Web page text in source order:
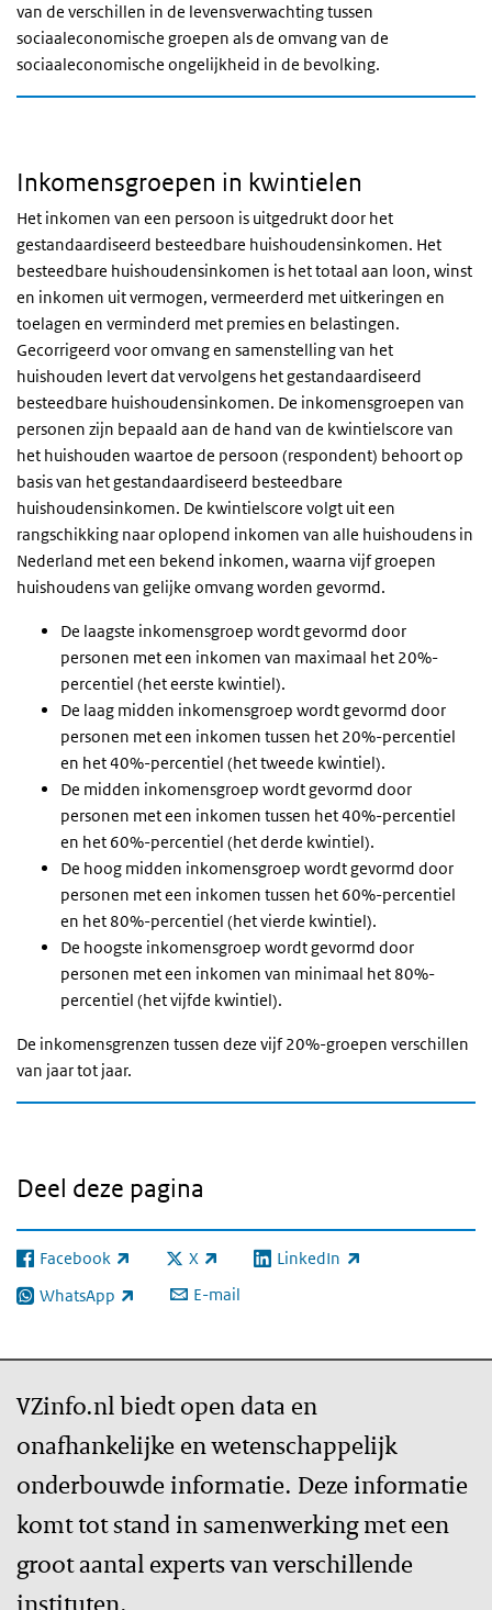
van de verschillen in de levensverwachting tussen
sociaaleconomische groepen als de omvang van de
sociaaleconomische ongelijkheid in de bevolking.
Inkomensgroepen in kwintielen
Het inkomen van een persoon is uitgedrukt door het
gestandaardiseerd besteedbare huishoudensinkomen. Het
besteedbare huishoudensinkomen is het totaal aan loon, winst
en inkomen uit vermogen, vermeerderd met uitkeringen en
toelagen en verminderd met premies en belastingen.
Gecorrigeerd voor omvang en samenstelling van het
huishouden levert dat vervolgens het gestandaardiseerd
besteedbare huishoudensinkomen. De inkomensgroepen van
personen zijn bepaald aan de hand van de kwintielscore van
het huishouden waartoe de persoon (respondent) behoort op
basis van het gestandaardiseerd besteedbare
huishoudensinkomen. De kwintielscore volgt uit een
rangschikking naar oplopend inkomen van alle huishoudens in
Nederland met een bekend inkomen, waarna vijf groepen
huishoudens van gelijke omvang worden gevormd.
De laagste inkomensgroep wordt gevormd door
personen met een inkomen van maximaal het 20%-
percentiel (het eerste kwintiel).
De laag midden inkomensgroep wordt gevormd door
personen met een inkomen tussen het 20%-percentiel
en het 40%-percentiel (het tweede kwintiel).
De midden inkomensgroep wordt gevormd door
personen met een inkomen tussen het 40%-percentiel
en het 60%-percentiel (het derde kwintiel).
De hoog midden inkomensgroep wordt gevormd door
personen met een inkomen tussen het 60%-percentiel
en het 80%-percentiel (het vierde kwintiel).
De hoogste inkomensgroep wordt gevormd door
personen met een inkomen van minimaal het 80%-
percentiel (het vijfde kwintiel).
De inkomensgrenzen tussen deze vijf 20%-groepen verschillen
van jaar tot jaar.
Deel deze pagina
Facebook
(externe link) X
(externe link) LinkedIn
(externe link)
WhatsApp
(externe link) E-mail
VZinfo.nl biedt open data en
onafhankelijke en wetenschappelijk
onderbouwde informatie. Deze informatie
komt tot stand in samenwerking met een
groot aantal experts van verschillende
instituten.